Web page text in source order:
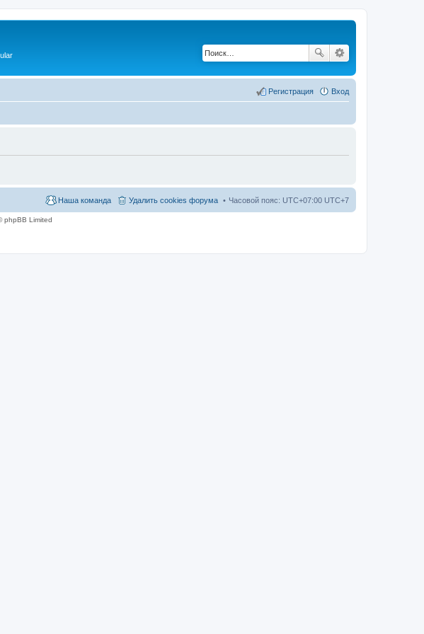
Вход
Регистрация
Часовой пояс: UTC+07:00 UTC+7
Удалить cookies форума
Наша команда
phpBB Limited